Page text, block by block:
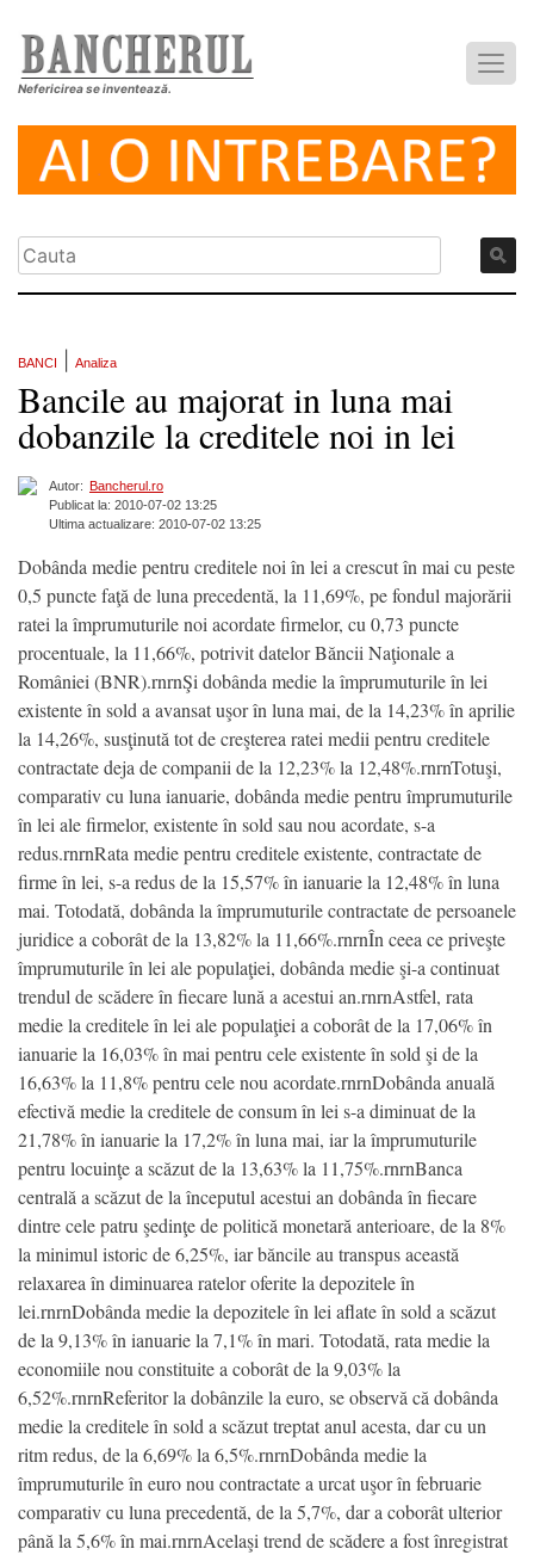
Nefericirea se inventează.
BANCI Analiza
Bancile au majorat in luna mai
dobanzile la creditele noi in lei
Autor: Bancherul.ro
Publicat la: 2010-07-02 13:25
Ultima actualizare: 2010-07-02 13:25
Dobânda medie pentru creditele noi în lei a crescut în mai cu peste
0,5 puncte faţă de luna precedentă, la 11,69%, pe fondul majorării
ratei la împrumuturile noi acordate firmelor, cu 0,73 puncte
procentuale, la 11,66%, potrivit datelor Băncii Naţionale a
României (BNR).rnrnŞi dobânda medie la împrumuturile în lei
existente în sold a avansat uşor în luna mai, de la 14,23% în aprilie
la 14,26%, susţinută tot de creşterea ratei medii pentru creditele
contractate deja de companii de la 12,23% la 12,48%.rnrnTotuşi,
comparativ cu luna ianuarie, dobânda medie pentru împrumuturile
în lei ale firmelor, existente în sold sau nou acordate, s-a
redus.rnrnRata medie pentru creditele existente, contractate de
firme în lei, s-a redus de la 15,57% în ianuarie la 12,48% în luna
mai. Totodată, dobânda la împrumuturile contractate de persoanele
juridice a coborât de la 13,82% la 11,66%.rnrnÎn ceea ce priveşte
împrumuturile în lei ale populaţiei, dobânda medie şi-a continuat
trendul de scădere în fiecare lună a acestui an.rnrnAstfel, rata
medie la creditele în lei ale populaţiei a coborât de la 17,06% în
ianuarie la 16,03% în mai pentru cele existente în sold şi de la
16,63% la 11,8% pentru cele nou acordate.rnrnDobânda anuală
efectivă medie la creditele de consum în lei s-a diminuat de la
21,78% în ianuarie la 17,2% în luna mai, iar la împrumuturile
pentru locuinţe a scăzut de la 13,63% la 11,75%.rnrnBanca
centrală a scăzut de la începutul acestui an dobânda în fiecare
dintre cele patru şedinţe de politică monetară anterioare, de la 8%
la minimul istoric de 6,25%, iar băncile au transpus această
relaxarea în diminuarea ratelor oferite la depozitele în
lei.rnrnDobânda medie la depozitele în lei aflate în sold a scăzut
de la 9,13% în ianuarie la 7,1% în mari. Totodată, rata medie la
economiile nou constituite a coborât de la 9,03% la
6,52%.rnrnReferitor la dobânzile la euro, se observă că dobânda
medie la creditele în sold a scăzut treptat anul acesta, dar cu un
ritm redus, de la 6,69% la 6,5%.rnrnDobânda medie la
împrumuturile în euro nou contractate a urcat uşor în februarie
comparativ cu luna precedentă, de la 5,7%, dar a coborât ulterior
până la 5,6% în mai.rnrnAcelaşi trend de scădere a fost înregistrat